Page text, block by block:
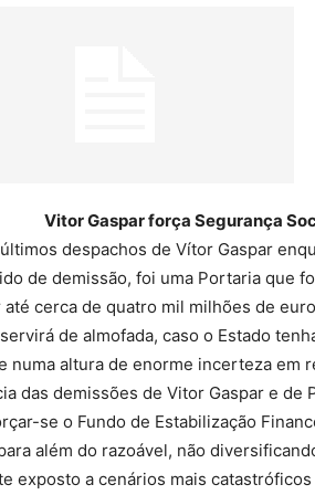
Vitor Gaspar força Segurança
despachos de Vítor Gaspar
de demissão, foi uma Portaria que
até cerca de quatro mil milhões de
de almofada, caso o Estado
numa altura de enorme incerteza em
das demissões de Vitor Gaspar e de
se o Fundo de Estabilização
além do razoável, não
exposto a cenários mais